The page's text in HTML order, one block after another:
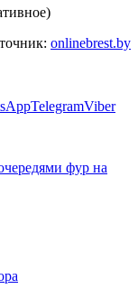
onlinebrest.by
TelegramViber
фур на